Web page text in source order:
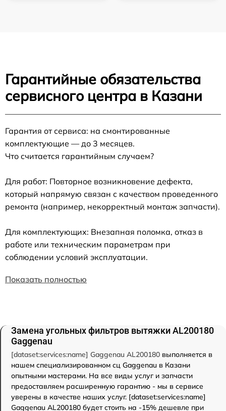
Гарантийные обязательства
сервисного центра в Казани
Гарантия от сервиса: на смонтированные
комплектующие — до 3 месяцев.
Что считается гарантийным случаем?
Для работ: Повторное возникновение дефекта,
который напрямую связан с качеством проведенного
ремонта (например, некорректный монтаж запчасти).
Для комплектующих: Внезапная поломка, отказ в
работе или техническим параметрам при
соблюдении условий эксплуатации.
Показать полностью
Замена угольных фильтров вытяжки AL200180
Gaggenau
[dataset:services:name] Gaggenau AL200180 выполняется в
нашем специализированном сц Gaggenau в Казани
опытными мастерами. На все виды услуг и запчасти
предоставляем расширенную гарантию - мы в сервисе
уверены в качестве наших услуг. [dataset:services:name]
Gaggenau AL200180 будет стоить на -15% дешевле при